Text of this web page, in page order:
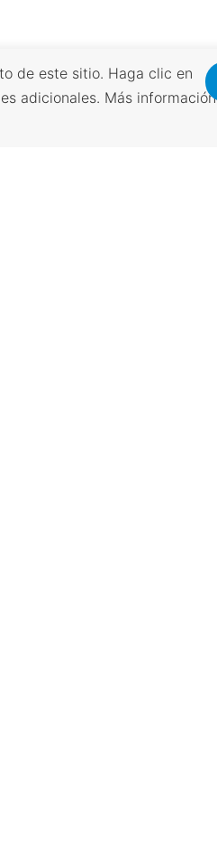
de este sitio. Haga clic en
adicionales. Más información